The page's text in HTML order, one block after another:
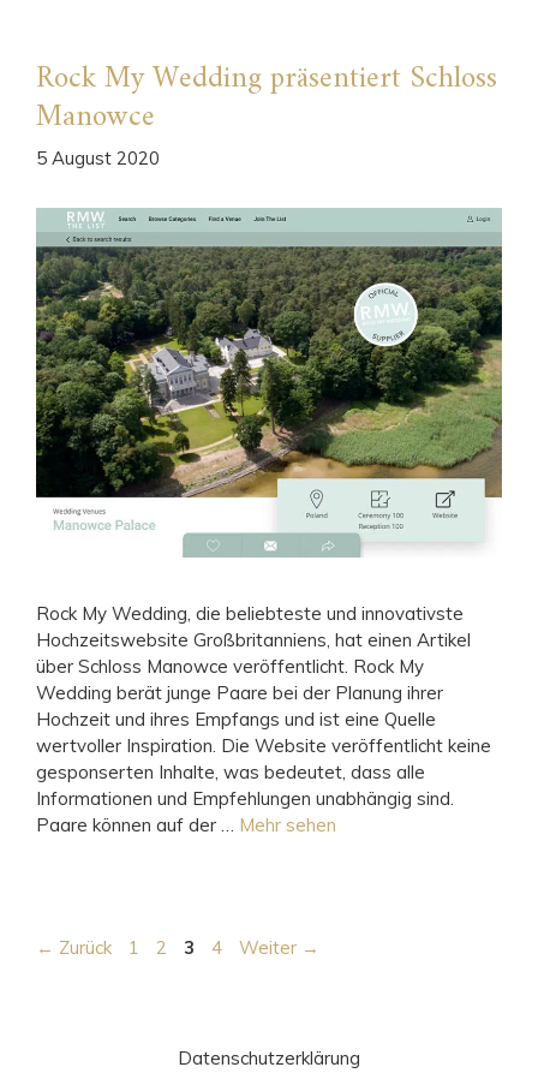
Rock My Wedding präsentiert Schloss
Manowce
5 August 2020
Rock My Wedding, die beliebteste und innovativste
Hochzeitswebsite Großbritanniens, hat einen Artikel
über Schloss Manowce veröffentlicht. Rock My
Wedding berät junge Paare bei der Planung ihrer
Hochzeit und ihres Empfangs und ist eine Quelle
wertvoller Inspiration. Die Website veröffentlicht keine
gesponserten Inhalte, was bedeutet, dass alle
Informationen und Empfehlungen unabhängig sind.
Paare können auf der … Mehr sehen
← Zurück Seite
1 Seite
2 Seite
3 Seite
4 Weiter →
Datenschutzerklärung